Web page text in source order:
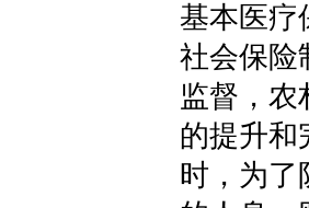
基本医疗
社会保险
监督，
的提升和
时，为了